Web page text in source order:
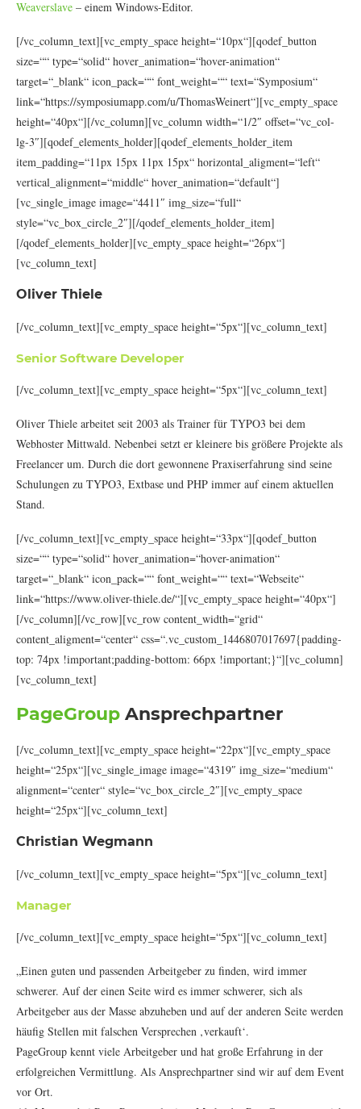
Weaverslave – einem Windows-Editor.
[/vc_column_text][vc_empty_space height=“10px“][qodef_button
size=““ type=“solid“ hover_animation=“hover-animation“
target=“_blank“ icon_pack=““ font_weight=““ text=“Symposium“
link=“https://symposiumapp.com/u/ThomasWeinert“][vc_empty_space
height=“40px“][/vc_column][vc_column width=“1/2″ offset=“vc_col-
lg-3″][qodef_elements_holder][qodef_elements_holder_item
item_padding=“11px 15px 11px 15px“ horizontal_aligment=“left“
vertical_alignment=“middle“ hover_animation=“default“]
[vc_single_image image=“4411″ img_size=“full“
style=“vc_box_circle_2″][/qodef_elements_holder_item]
[/qodef_elements_holder][vc_empty_space height=“26px“]
[vc_column_text]
Oliver Thiele
[/vc_column_text][vc_empty_space height=“5px“][vc_column_text]
Senior Software Developer
[/vc_column_text][vc_empty_space height=“5px“][vc_column_text]
Oliver Thiele arbeitet seit 2003 als Trainer für TYPO3 bei dem
Webhoster Mittwald. Nebenbei setzt er kleinere bis größere Projekte als
Freelancer um. Durch die dort gewonnene Praxiserfahrung sind seine
Schulungen zu TYPO3, Extbase und PHP immer auf einem aktuellen
Stand.
[/vc_column_text][vc_empty_space height=“33px“][qodef_button
size=““ type=“solid“ hover_animation=“hover-animation“
target=“_blank“ icon_pack=““ font_weight=““ text=“Webseite“
link=“https://www.oliver-thiele.de/“][vc_empty_space height=“40px“]
[/vc_column][/vc_row][vc_row content_width=“grid“
content_aligment=“center“ css=“.vc_custom_1446807017697{padding-
top: 74px !important;padding-bottom: 66px !important;}“][vc_column]
[vc_column_text]
PageGroup Ansprechpartner
[/vc_column_text][vc_empty_space height=“22px“][vc_empty_space
height=“25px“][vc_single_image image=“4319″ img_size=“medium“
alignment=“center“ style=“vc_box_circle_2″][vc_empty_space
height=“25px“][vc_column_text]
Christian Wegmann
[/vc_column_text][vc_empty_space height=“5px“][vc_column_text]
Manager
[/vc_column_text][vc_empty_space height=“5px“][vc_column_text]
„Einen guten und passenden Arbeitgeber zu finden, wird immer
schwerer. Auf der einen Seite wird es immer schwerer, sich als
Arbeitgeber aus der Masse abzuheben und auf der anderen Seite werden
häufig Stellen mit falschen Versprechen ‚verkauft‘.
PageGroup kennt viele Arbeitgeber und hat große Erfahrung in der
erfolgreichen Vermittlung. Als Ansprechpartner sind wir auf dem Event
vor Ort.